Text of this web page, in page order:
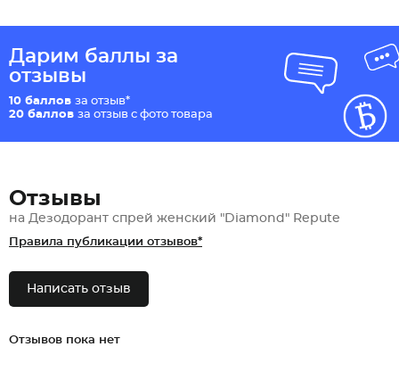
Дарим баллы за
отзывы
10 баллов за отзыв*
20 баллов за отзыв с фото товара
Отзывы
на Дезодорант спрей женский "Diamond" Repute
Правила публикации отзывов*
Написать отзыв
Отзывов пока нет